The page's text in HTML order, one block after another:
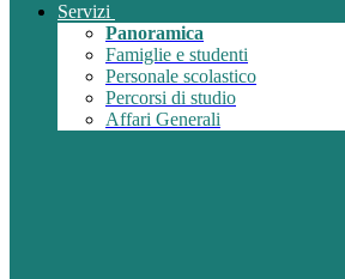
Servizi
Panoramica
Famiglie e studenti
Personale scolastico
Percorsi di studio
Affari Generali